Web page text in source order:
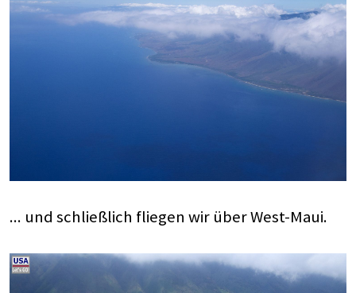
... und schließlich fliegen wir über West-Maui.